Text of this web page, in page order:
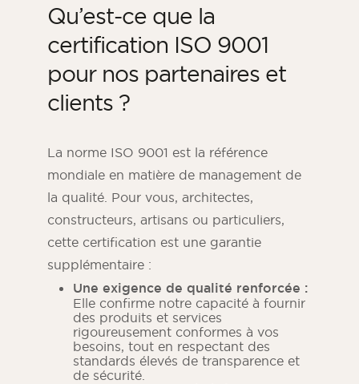
Qu’est-ce que la
certification ISO 9001
pour nos partenaires et
clients ?
La norme ISO 9001 est la référence
mondiale en matière de management de
la qualité. Pour vous, architectes,
constructeurs, artisans ou particuliers,
cette certification est une garantie
supplémentaire :
Une exigence de qualité renforcée :
Elle confirme notre capacité à fournir
des produits et services
rigoureusement conformes à vos
besoins, tout en respectant des
standards élevés de transparence et
de sécurité.